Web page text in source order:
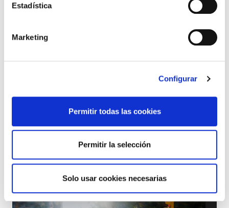
Estadística
Marketing
Configurar
Permitir todas las cookies
Permitir la selección
Solo usar cookies necesarias
ELA llama a participar en la manifestación
convocada para el 25 de abril en Donostia